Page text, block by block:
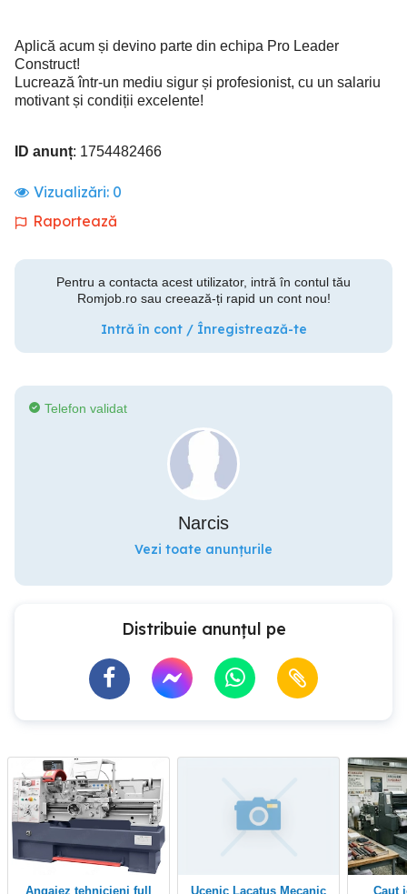
Aplică acum și devino parte din echipa Pro Leader
Construct!
Lucrează într-un mediu sigur și profesionist, cu un salariu
motivant și condiții excelente!
ID anunț: 1754482466
Vizualizări: 0
Raportează
Pentru a contacta acest utilizator, intră în contul tău
Romjob.ro sau creează-ți rapid un cont nou!
Intră în cont / Înregistrează-te
Telefon validat
Narcis
Vezi toate anunțurile
Distribuie anunțul pe
Angajez tehnicieni full Ucenic Lacatus Mecanic Caut job ca tipograf